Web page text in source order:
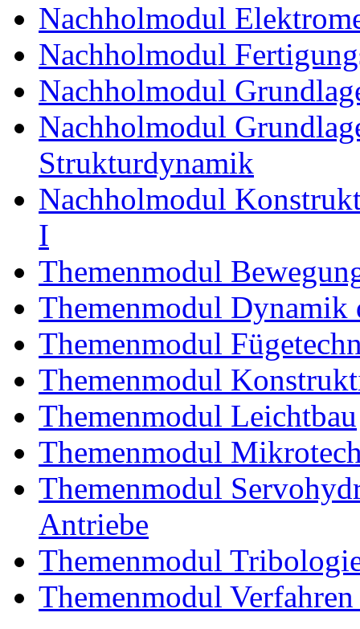
Nachholmodul
Nachholmodul
Nachholmodul
Nachholmodul
Strukturdynamik
Nachholmodul
I
Themenmodul
Themenmodul Dynamik
Themenmodul
Themenmodul
Themenmodul Leichtbau
Themenmodul
Themenmodul
Antriebe
Themenmodul
Themenmodul